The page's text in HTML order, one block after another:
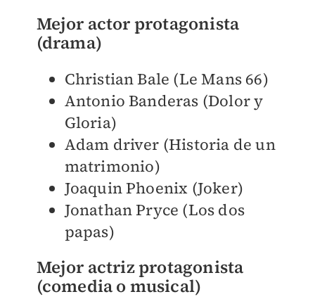
Mejor actor protagonista
(drama)
Christian Bale (Le Mans 66)
Antonio Banderas (Dolor y
Gloria)
Adam driver (Historia de un
matrimonio)
Joaquin Phoenix (Joker)
Jonathan Pryce (Los dos
papas)
Mejor actriz protagonista
(comedia o musical)